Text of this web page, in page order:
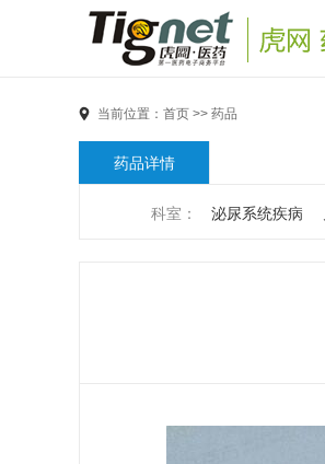
当前位置： 首页 >> 药品
药品详情
科室： 泌尿系统疾病